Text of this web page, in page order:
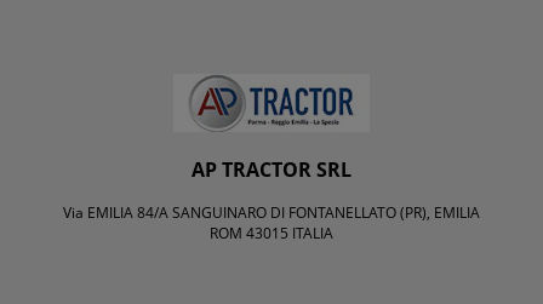
AP TRACTOR SRL
Via EMILIA 84/A SANGUINARO DI FONTANELLATO (PR), EMILIA
ROM 43015 ITALIA